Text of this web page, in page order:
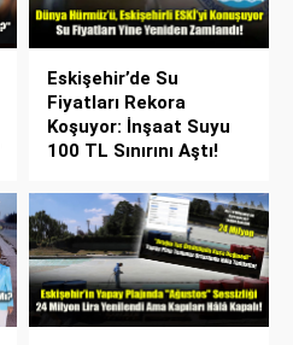
Eskişehir’de Su
Fiyatları Rekora
Koşuyor: İnşaat Suyu
100 TL Sınırını Aştı!